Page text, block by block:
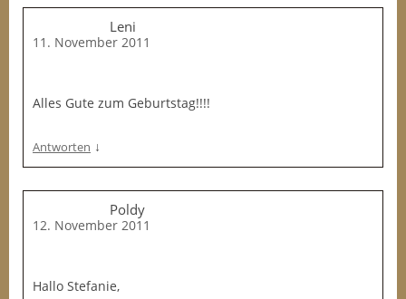
Leni
11. November 2011
Alles Gute zum Geburtstag!!!!
Antworten ↓
Poldy
12. November 2011
Hallo Stefanie,